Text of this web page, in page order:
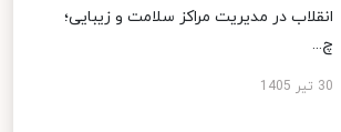
انقلاب در مدیریت مراکز سلامت و زیبایی؛
چ...
30 تیر 1405